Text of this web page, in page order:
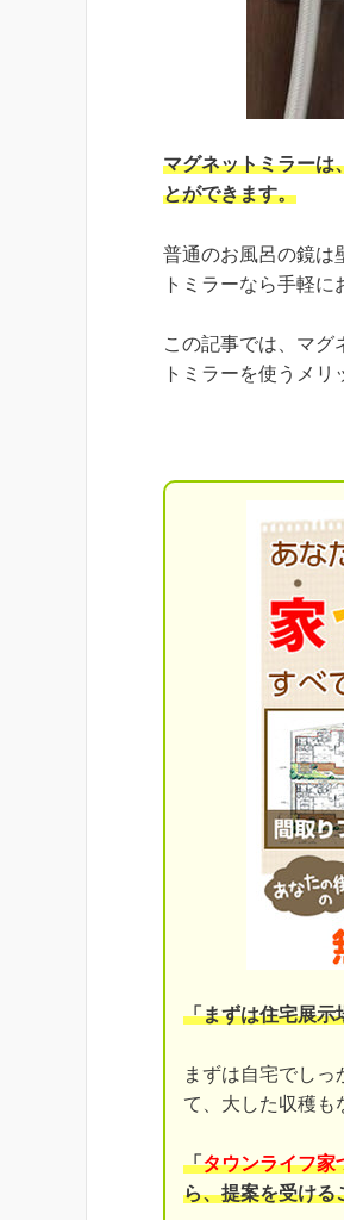
マグネットミラーは
とができます。
普通のお風呂の鏡は
トミラーなら手軽
この記事では、マグ
トミラーを使うメ
「まずは住宅展示
まずは自宅でし
て、大した収穫も
「タウンライフ家
ら、提案を受ける